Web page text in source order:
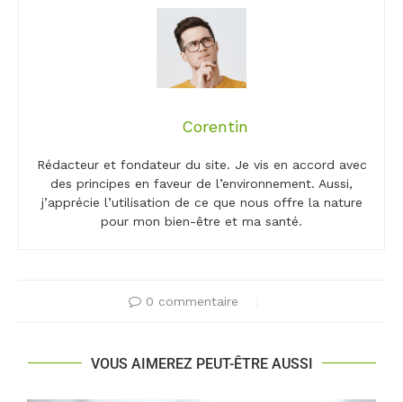
Corentin
Rédacteur et fondateur du site. Je vis en accord avec
des principes en faveur de l’environnement. Aussi,
j’apprécie l’utilisation de ce que nous offre la nature
pour mon bien-être et ma santé.
0 commentaire
VOUS AIMEREZ PEUT-ÊTRE AUSSI